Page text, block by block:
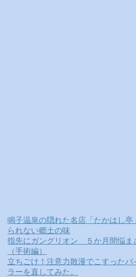
鳴子温泉の隠れた名店「たかはし
られない郷土の味
指先にガングリオン ５か月間悩ま
（手術編）
立ちごけ！注意力散漫でこすったバ
ラーを直してみた。